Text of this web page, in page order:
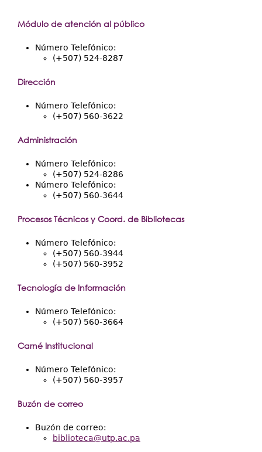
Ayuda
Módulo de atención al público
Número Telefónico:
(+507) 524-8287
Dirección
Número Telefónico:
(+507) 560-3622
Administración
Número Telefónico:
(+507) 524-8286
Número Telefónico:
(+507) 560-3644
Procesos Técnicos y Coord. de Bibliotecas
Número Telefónico:
(+507) 560-3944
(+507) 560-3952
Tecnología de Información
Número Telefónico:
(+507) 560-3664
Carné Institucional
Número Telefónico:
(+507) 560-3957
Buzón de correo
Buzón de correo:
biblioteca@utp.ac.pa